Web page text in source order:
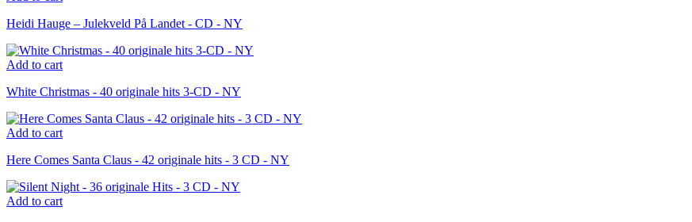
Heidi Hauge – Julekveld På Landet - CD - NY
Add to cart
White Christmas - 40 originale hits 3-CD - NY
Add to cart
Here Comes Santa Claus - 42 originale hits - 3 CD - NY
Add to cart